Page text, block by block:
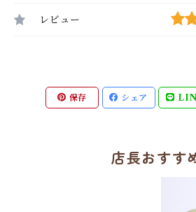
レビュー
保存 シェア
店長おすす